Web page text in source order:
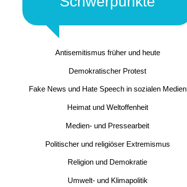
Antisemitismus früher und heute
Demokratischer Protest
Fake News und Hate Speech in sozialen Medien
Heimat und Weltoffenheit
Medien- und Pressearbeit
Politischer und religiöser Extremismus
Religion und Demokratie
Umwelt- und Klimapolitik